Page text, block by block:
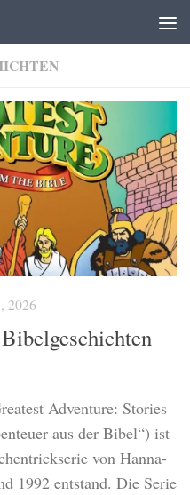
2026
Adventure: Stories
aus der Bibel“) ist
von Hanna-
1992 entstand. Die Serie